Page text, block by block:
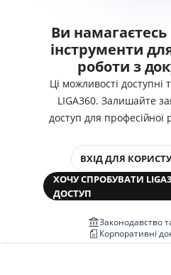
Ви
інструменти
роботи з
Ці можливості доступні
LIGA360. Залишайте
доступ для
ВХІД ДЛЯ
ХОЧУ СПРОБУВАТИ
ДОСТУП
Законодавство
Корпоративні
Медіааналіз та